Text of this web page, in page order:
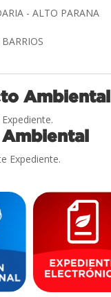
- ALTO PARANA
Ambiental
Expediente.